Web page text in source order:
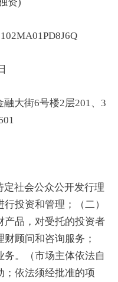
大街6号楼2层201、3
社会公众公开发行理
投资和管理；（二）
产品，对受托的投资者
顾问和咨询服务；
务。（市场主体依法自
；依法须经批准的项